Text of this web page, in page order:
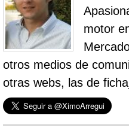
motor
otros medios de
otras webs, las de